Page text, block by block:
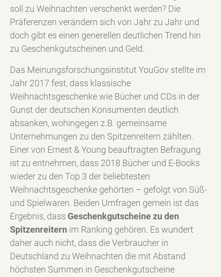
soll zu Weihnachten verschenkt werden? Die
Präferenzen verändern sich von Jahr zu Jahr und
doch gibt es einen generellen deutlichen Trend hin
zu Geschenkgutscheinen und Geld.
Das Meinungsforschungsinstitut YouGov stellte im
Jahr 2017 fest, dass klassische
Weihnachtsgeschenke wie Bücher und CDs in der
Gunst der deutschen Konsumenten deutlich
absanken, wohingegen z.B. gemeinsame
Unternehmungen zu den Spitzenreitern zählten.
Einer von Ernest & Young beauftragten Befragung
ist zu entnehmen, dass 2018 Bücher und E-Books
wieder zu den Top 3 der beliebtesten
Weihnachtsgeschenke gehörten – gefolgt von Süß-
und Spielwaren. Beiden Umfragen gemein ist das
Ergebnis, dass Geschenkgutscheine zu den
Spitzenreitern im Ranking gehören. Es wundert
daher auch nicht, dass die Verbraucher in
Deutschland zu Weihnachten die mit Abstand
höchsten Summen in Geschenkgutscheine